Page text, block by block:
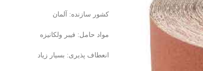
کشور سازنده: آلمان
مواد حامل: فیبر ولکانیزه
انعطاف پذیری: بسیار زیاد